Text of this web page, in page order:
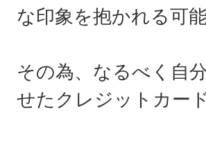
な印象を抱かれる可
その為、なるべく自
せたクレジットカー